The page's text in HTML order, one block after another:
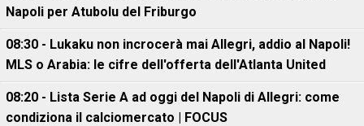
Napoli per Atubolu del Friburgo
08:30 - Lukaku non incrocerà mai Allegri, addio al Napoli!
MLS o Arabia: le cifre dell'offerta dell'Atlanta United
08:20 - Lista Serie A ad oggi del Napoli di Allegri: come
condiziona il calciomercato | FOCUS